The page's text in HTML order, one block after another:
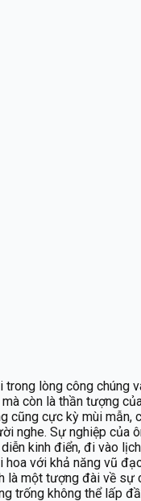
lòng công chúng
còn là thần tượng
cực kỳ mùi mẫn,
nghe. Sự nghiệp của
kinh điển, đi vào
với khả năng vũ
một tượng đài về sự
trống không thể lấp